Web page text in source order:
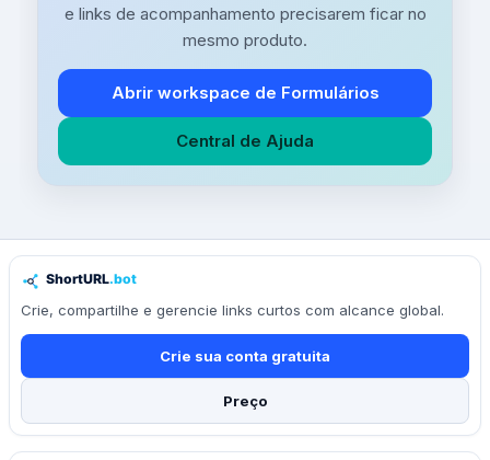
e links de acompanhamento precisarem ficar no
mesmo produto.
Abrir workspace de Formulários
Central de Ajuda
Crie, compartilhe e gerencie links curtos com alcance global.
Crie sua conta gratuita
Preço